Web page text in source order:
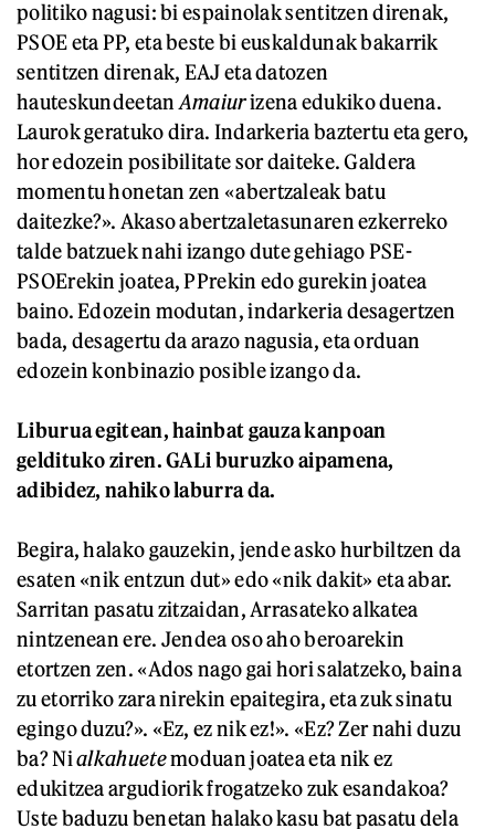
politiko nagusi: bi espainolak sentitzen direnak,
PSOE eta PP, eta beste bi euskaldunak bakarrik
sentitzen direnak, EAJ eta datozen
hauteskundeetan Amaiurizena edukiko duena.
Laurok geratuko dira. Indarkeria baztertu eta gero,
hor edozein posibilitate sor daiteke. Galdera
momentu honetan zen «abertzaleak batu
daitezke?». Akaso abertzaletasunaren ezkerreko
talde batzuek nahi izango dute gehiago PSE-
PSOErekin joatea, PPrekin edo gurekin joatea
baino. Edozein modutan, indarkeria desagertzen
bada, desagertu da arazo nagusia, eta orduan
edozein konbinazio posible izango da.
Liburua egitean, hainbat gauza kanpoan
geldituko ziren. GALi buruzko aipamena,
adibidez, nahiko laburra da.
Begira, halako gauzekin, jende asko hurbiltzen da
esaten «nik entzun dut» edo «nik dakit» eta abar.
Sarritan pasatu zitzaidan, Arrasateko alkatea
nintzenean ere. Jendea oso aho beroarekin
etortzen zen. «Ados nago gai hori salatzeko, baina
zu etorriko zara nirekin epaitegira, eta zuk sinatu
egingo duzu?». «Ez, ez nik ez!». «Ez? Zer nahi duzu
ba? Nialkahuetemoduan joatea eta nik ez
edukitzea argudiorik frogatzeko zuk esandakoa?
Uste baduzu benetan halako kasu bat pasatu dela